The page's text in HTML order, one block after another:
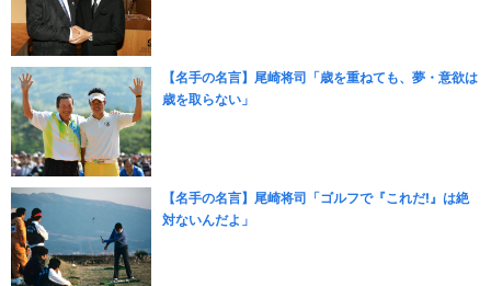
【名手の名言】尾崎将司「歳を重ねても、夢・意欲は
歳を取らない」
【名手の名言】尾崎将司「ゴルフで『これだ!』は絶
対ないんだよ」